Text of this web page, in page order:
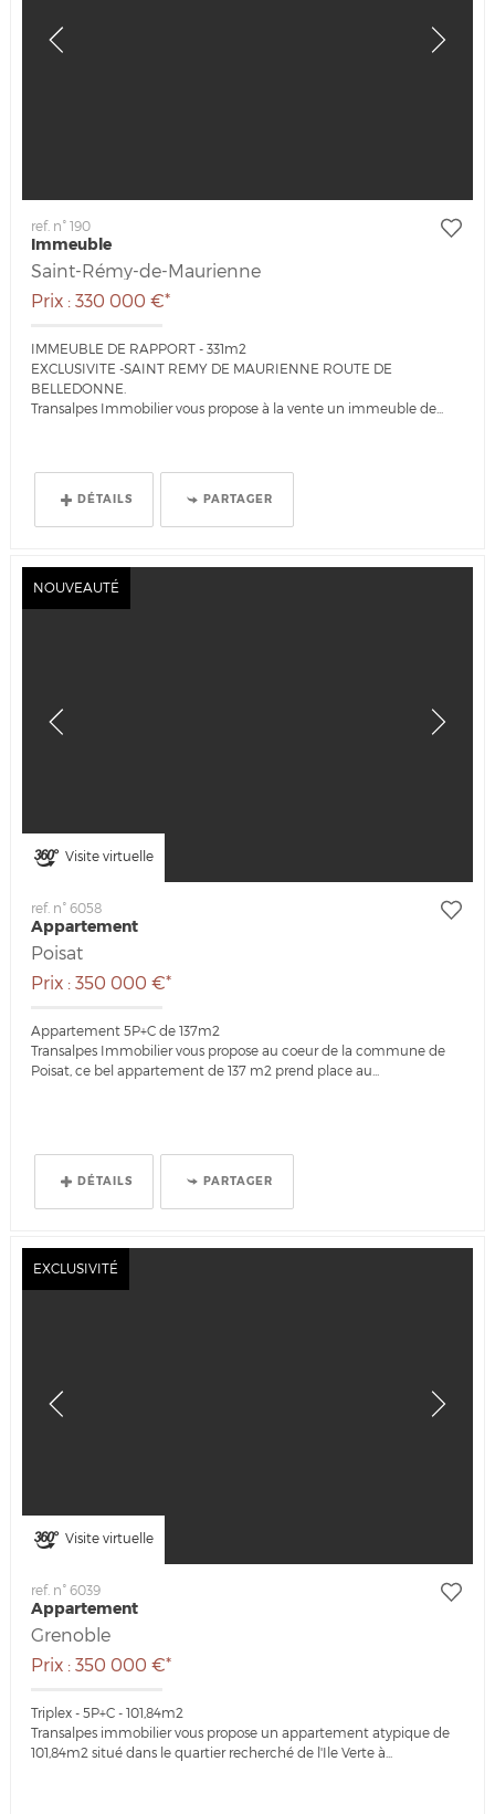
ref. n° 190
Immeuble
Saint-Rémy-de-Maurienne
Prix : 330 000 €*
IMMEUBLE DE RAPPORT - 331m2
EXCLUSIVITE -SAINT REMY DE MAURIENNE ROUTE DE
BELLEDONNE.
Transalpes Immobilier vous propose à la vente un immeuble de...
DÉTAILS PARTAGER
Visite virtuelle
NOUVEAUTÉ
ref. n° 6058
Appartement
Poisat
Prix : 350 000 €*
Appartement 5P+C de 137m2
Transalpes Immobilier vous propose au coeur de la commune de
Poisat, ce bel appartement de 137 m2 prend place au...
DÉTAILS PARTAGER
Visite virtuelle
EXCLUSIVITÉ
ref. n° 6039
Appartement
Grenoble
Prix : 350 000 €*
Triplex - 5P+C - 101,84m2
Transalpes immobilier vous propose un appartement atypique de
101,84m2 situé dans le quartier recherché de l'Ile Verte à...